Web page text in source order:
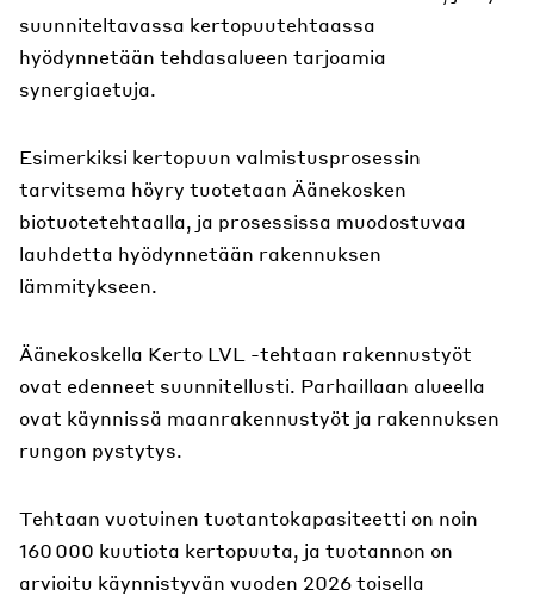
suunniteltavassa kertopuutehtaassa
hyödynnetään tehdasalueen tarjoamia
synergiaetuja.
Esimerkiksi kertopuun valmistusprosessin
tarvitsema höyry tuotetaan Äänekosken
biotuotetehtaalla, ja prosessissa muodostuvaa
lauhdetta hyödynnetään rakennuksen
lämmitykseen.
Äänekoskella Kerto LVL -tehtaan rakennustyöt
ovat edenneet suunnitellusti. Parhaillaan alueella
ovat käynnissä maanrakennustyöt ja rakennuksen
rungon pystytys.
Tehtaan vuotuinen tuotantokapasiteetti on noin
160 000 kuutiota kertopuuta, ja tuotannon on
arvioitu käynnistyvän vuoden 2026 toisella